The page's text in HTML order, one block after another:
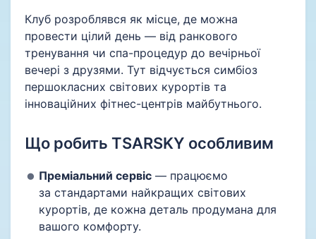
Клуб розроблявся як місце, де можна
провести цілий день — від ранкового
тренування чи спа-процедур до вечірньої
вечері з друзями. Тут відчується симбіоз
першокласних світових курортів та
інноваційних фітнес-центрів майбутнього.
Що робить TSARSKY особливим
Преміальний сервіс — працюємо
за стандартами найкращих світових
курортів, де кожна деталь продумана для
вашого комфорту.